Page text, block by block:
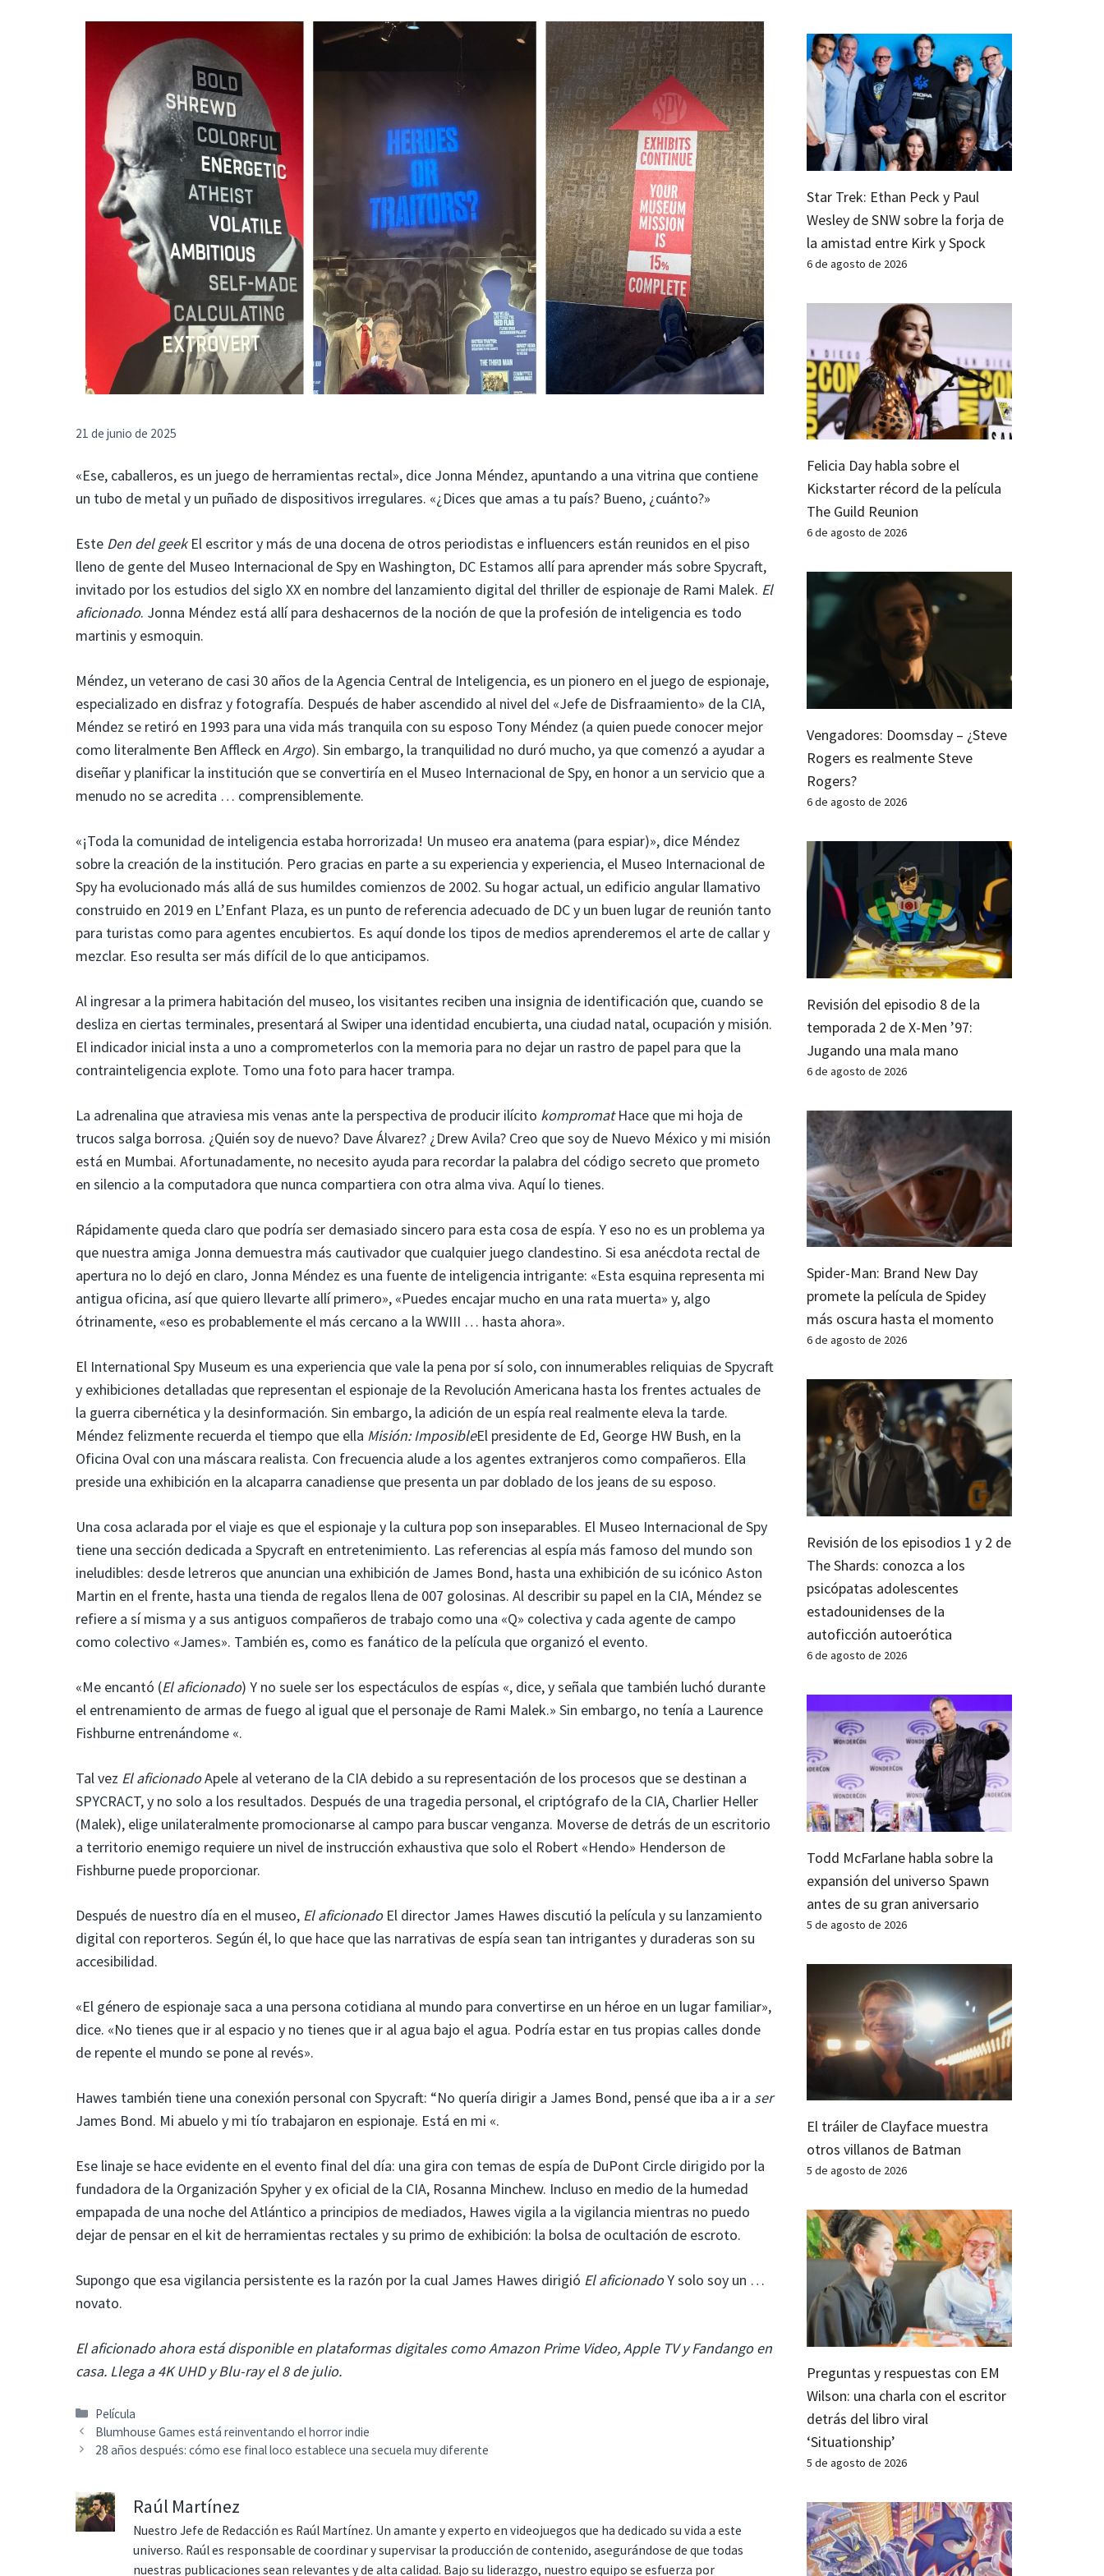
21 de junio de 2025
«Ese, caballeros, es un juego de herramientas rectal», dice Jonna Méndez, apuntando a una vitrina que contiene
un tubo de metal y un puñado de dispositivos irregulares. «¿Dices que amas a tu país? Bueno, ¿cuánto?»
Este Den del geekEl escritor y más de una docena de otros periodistas e influencers están reunidos en el piso
lleno de gente del Museo Internacional de Spy en Washington, DC Estamos allí para aprender más sobre Spycraft,
invitado por los estudios del siglo XX en nombre del lanzamiento digital del thriller de espionaje de Rami Malek. El
aficionado. Jonna Méndez está allí para deshacernos de la noción de que la profesión de inteligencia es todo
martinis y esmoquin.
Méndez, un veterano de casi 30 años de la Agencia Central de Inteligencia, es un pionero en el juego de espionaje,
especializado en disfraz y fotografía. Después de haber ascendido al nivel del «Jefe de Disfraamiento» de la CIA,
Méndez se retiró en 1993 para una vida más tranquila con su esposo Tony Méndez (a quien puede conocer mejor
como literalmente Ben Affleck en Argo). Sin embargo, la tranquilidad no duró mucho, ya que comenzó a ayudar a
diseñar y planificar la institución que se convertiría en el Museo Internacional de Spy, en honor a un servicio que a
menudo no se acredita … comprensiblemente.
«¡Toda la comunidad de inteligencia estaba horrorizada! Un museo era anatema (para espiar)», dice Méndez
sobre la creación de la institución. Pero gracias en parte a su experiencia y experiencia, el Museo Internacional de
Spy ha evolucionado más allá de sus humildes comienzos de 2002. Su hogar actual, un edificio angular llamativo
construido en 2019 en L’Enfant Plaza, es un punto de referencia adecuado de DC y un buen lugar de reunión tanto
para turistas como para agentes encubiertos. Es aquí donde los tipos de medios aprenderemos el arte de callar y
mezclar. Eso resulta ser más difícil de lo que anticipamos.
Al ingresar a la primera habitación del museo, los visitantes reciben una insignia de identificación que, cuando se
desliza en ciertas terminales, presentará al Swiper una identidad encubierta, una ciudad natal, ocupación y misión.
El indicador inicial insta a uno a comprometerlos con la memoria para no dejar un rastro de papel para que la
contrainteligencia explote. Tomo una foto para hacer trampa.
La adrenalina que atraviesa mis venas ante la perspectiva de producir ilícito kompromatHace que mi hoja de
trucos salga borrosa. ¿Quién soy de nuevo? Dave Álvarez? ¿Drew Avila? Creo que soy de Nuevo México y mi misión
está en Mumbai. Afortunadamente, no necesito ayuda para recordar la palabra del código secreto que prometo
en silencio a la computadora que nunca compartiera con otra alma viva. Aquí lo tienes.
Rápidamente queda claro que podría ser demasiado sincero para esta cosa de espía. Y eso no es un problema ya
que nuestra amiga Jonna demuestra más cautivador que cualquier juego clandestino. Si esa anécdota rectal de
apertura no lo dejó en claro, Jonna Méndez es una fuente de inteligencia intrigante: «Esta esquina representa mi
antigua oficina, así que quiero llevarte allí primero», «Puedes encajar mucho en una rata muerta» y, algo
ótrinamente, «eso es probablemente el más cercano a la WWIII … hasta ahora».
El International Spy Museum es una experiencia que vale la pena por sí solo, con innumerables reliquias de Spycraft
y exhibiciones detalladas que representan el espionaje de la Revolución Americana hasta los frentes actuales de
la guerra cibernética y la desinformación. Sin embargo, la adición de un espía real realmente eleva la tarde.
Méndez felizmente recuerda el tiempo que ella Misión: ImposibleEl presidente de Ed, George HW Bush, en la
Oficina Oval con una máscara realista. Con frecuencia alude a los agentes extranjeros como compañeros. Ella
preside una exhibición en la alcaparra canadiense que presenta un par doblado de los jeans de su esposo.
Una cosa aclarada por el viaje es que el espionaje y la cultura pop son inseparables. El Museo Internacional de Spy
tiene una sección dedicada a Spycraft en entretenimiento. Las referencias al espía más famoso del mundo son
ineludibles: desde letreros que anuncian una exhibición de James Bond, hasta una exhibición de su icónico Aston
Martin en el frente, hasta una tienda de regalos llena de 007 golosinas. Al describir su papel en la CIA, Méndez se
refiere a sí misma y a sus antiguos compañeros de trabajo como una «Q» colectiva y cada agente de campo
como colectivo «James». También es, como es fanático de la película que organizó el evento.
«Me encantó (El aficionado) Y no suele ser los espectáculos de espías «, dice, y señala que también luchó durante
el entrenamiento de armas de fuego al igual que el personaje de Rami Malek.» Sin embargo, no tenía a Laurence
Fishburne entrenándome «.
Tal vez El aficionadoApele al veterano de la CIA debido a su representación de los procesos que se destinan a
SPYCRACT, y no solo a los resultados. Después de una tragedia personal, el criptógrafo de la CIA, Charlier Heller
(Malek), elige unilateralmente promocionarse al campo para buscar venganza. Moverse de detrás de un escritorio
a territorio enemigo requiere un nivel de instrucción exhaustiva que solo el Robert «Hendo» Henderson de
Fishburne puede proporcionar.
Después de nuestro día en el museo, El aficionadoEl director James Hawes discutió la película y su lanzamiento
digital con reporteros. Según él, lo que hace que las narrativas de espía sean tan intrigantes y duraderas son su
accesibilidad.
«El género de espionaje saca a una persona cotidiana al mundo para convertirse en un héroe en un lugar familiar»,
dice. «No tienes que ir al espacio y no tienes que ir al agua bajo el agua. Podría estar en tus propias calles donde
de repente el mundo se pone al revés».
Hawes también tiene una conexión personal con Spycraft: “No quería dirigir a James Bond, pensé que iba a ir a ser
James Bond. Mi abuelo y mi tío trabajaron en espionaje. Está en mi «.
Ese linaje se hace evidente en el evento final del día: una gira con temas de espía de DuPont Circle dirigido por la
fundadora de la Organización Spyher y ex oficial de la CIA, Rosanna Minchew. Incluso en medio de la humedad
empapada de una noche del Atlántico a principios de mediados, Hawes vigila a la vigilancia mientras no puedo
dejar de pensar en el kit de herramientas rectales y su primo de exhibición: la bolsa de ocultación de escroto.
Supongo que esa vigilancia persistente es la razón por la cual James Hawes dirigió El aficionadoY solo soy un …
novato.
El aficionado ahora está disponible en plataformas digitales como Amazon Prime Video, Apple TV y Fandango en
casa. Llega a 4K UHD y Blu-ray el 8 de julio.
Categorías
Película
Blumhouse Games está reinventando el horror indie
28 años después: cómo ese final loco establece una secuela muy diferente
Raúl Martínez
Nuestro Jefe de Redacción es Raúl Martínez. Un amante y experto en videojuegos que ha dedicado su vida a este
universo. Raúl es responsable de coordinar y supervisar la producción de contenido, asegurándose de que todas
nuestras publicaciones sean relevantes y de alta calidad. Bajo su liderazgo, nuestro equipo se esfuerza por
Star Trek: Ethan Peck y Paul
Wesley de SNW sobre la forja de
la amistad entre Kirk y Spock
6 de agosto de 2026
Felicia Day habla sobre el
Kickstarter récord de la película
The Guild Reunion
6 de agosto de 2026
Vengadores: Doomsday – ¿Steve
Rogers es realmente Steve
Rogers?
6 de agosto de 2026
Revisión del episodio 8 de la
temporada 2 de X-Men ’97:
Jugando una mala mano
6 de agosto de 2026
Spider-Man: Brand New Day
promete la película de Spidey
más oscura hasta el momento
6 de agosto de 2026
Revisión de los episodios 1 y 2 de
The Shards: conozca a los
psicópatas adolescentes
estadounidenses de la
autoficción autoerótica
6 de agosto de 2026
Todd McFarlane habla sobre la
expansión del universo Spawn
antes de su gran aniversario
5 de agosto de 2026
El tráiler de Clayface muestra
otros villanos de Batman
5 de agosto de 2026
Preguntas y respuestas con EM
Wilson: una charla con el escritor
detrás del libro viral
‘Situationship’
5 de agosto de 2026